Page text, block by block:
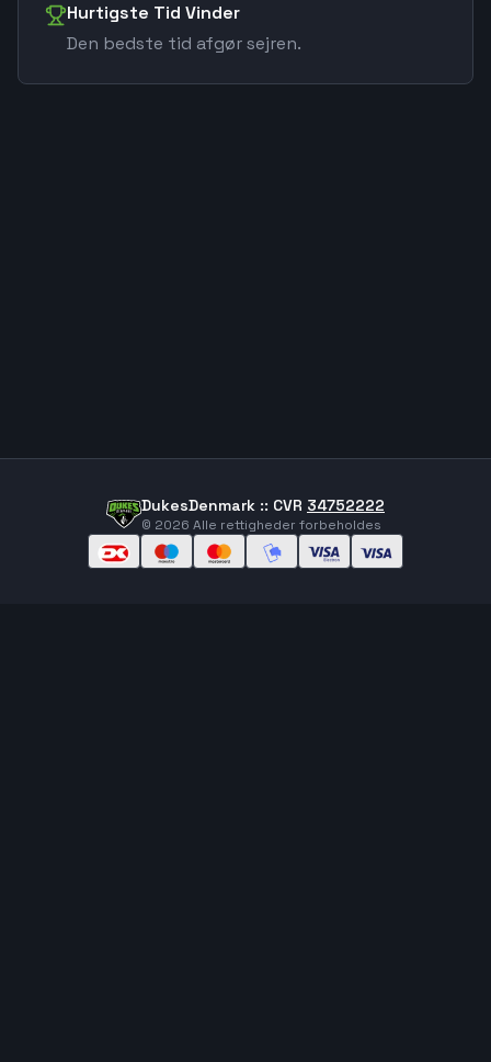
Hurtigste Tid Vinder
Den bedste tid afgør sejren.
DukesDenmark :: CVR 34752222
© 2026 Alle rettigheder forbeholdes